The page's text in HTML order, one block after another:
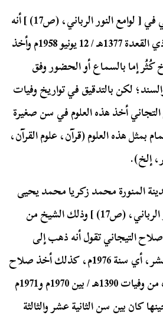
تقول سيرة صلاح التجاني في [ لوامع النور الرباني، (ص17) ] أنه
ولد في يوم الخميس 25 ذي القعدة 1377هـ / 12 يونيو 1958م وأخذ
كُثُر إما بالسماع أو الحضور وفق
لكن بالتدقيق في تواريخ وفيات
أخذ هذه العلوم في سن صغيرة
بمثل هذه العلوم (قرآن، علوم القرآن،
إلخ).
المنورة محمد زكريا محمد يحيى
الكاندهلوي [ لوامع النور الرباني، (ص17) ] وذلك الشيخ من
وسيرة صلاح التيجاني تقول أنه ذهب إلى
المدينة في سن الثامنة عشر، أي سنة 1976م، كذلك أخذ صلاح
التجاني عن جده، وجده من وفيات 1390هـ / بين 1970م و1971م
كان بين سن الثانية عشر والثالثة